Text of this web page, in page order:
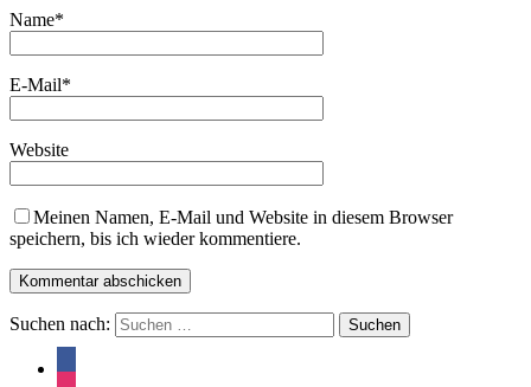
Name*
E-Mail*
Website
Meinen Namen, E-Mail und Website in diesem Browser
speichern, bis ich wieder kommentiere.
Suchen nach: